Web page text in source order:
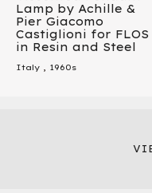
Lamp by Achille &
Pier Giacomo
Castiglioni for FLOS
in Resin and Steel
Italy , 1960s